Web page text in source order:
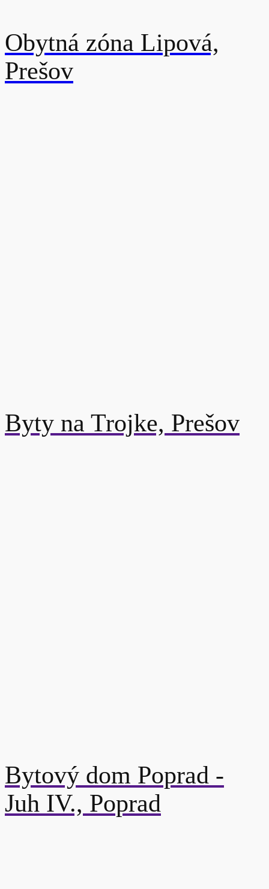
Obytná zóna Lipová,
Prešov
Byty na Trojke, Prešov
Bytový dom Poprad -
Juh IV., Poprad